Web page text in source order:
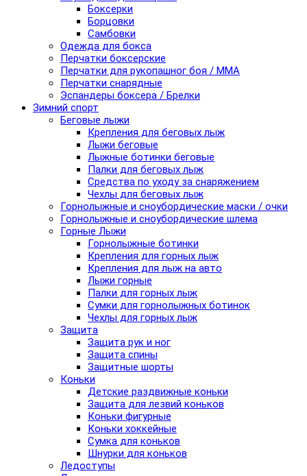
Боксерки
Борцовки
Самбовки
Одежда для бокса
Перчатки боксерские
Перчатки для рукопашног боя / ММА
Перчатки снарядные
Эспандеры боксера / Брелки
Зимний спорт
Беговые лыжи
Крепления для беговых лыж
Лыжи беговые
Лыжные ботинки беговые
Палки для беговых лыж
Средства по уходу за снаряжением
Чехлы для беговых лыж
Горнолыжные и сноубордические маски / очки
Горнолыжные и сноубордические шлема
Горные Лыжи
Горнолыжные ботинки
Крепления для горных лыж
Крепления для лыж на авто
Лыжи горные
Палки для горных лыж
Сумки для горнолыжных ботинок
Чехлы для горных лыж
Защита
Защита рук и ног
Защита спины
Защитные шорты
Коньки
Детские раздвижные коньки
Защита для лезвий коньков
Коньки фигурные
Коньки хоккейные
Сумка для коньков
Шнурки для коньков
Ледоступы